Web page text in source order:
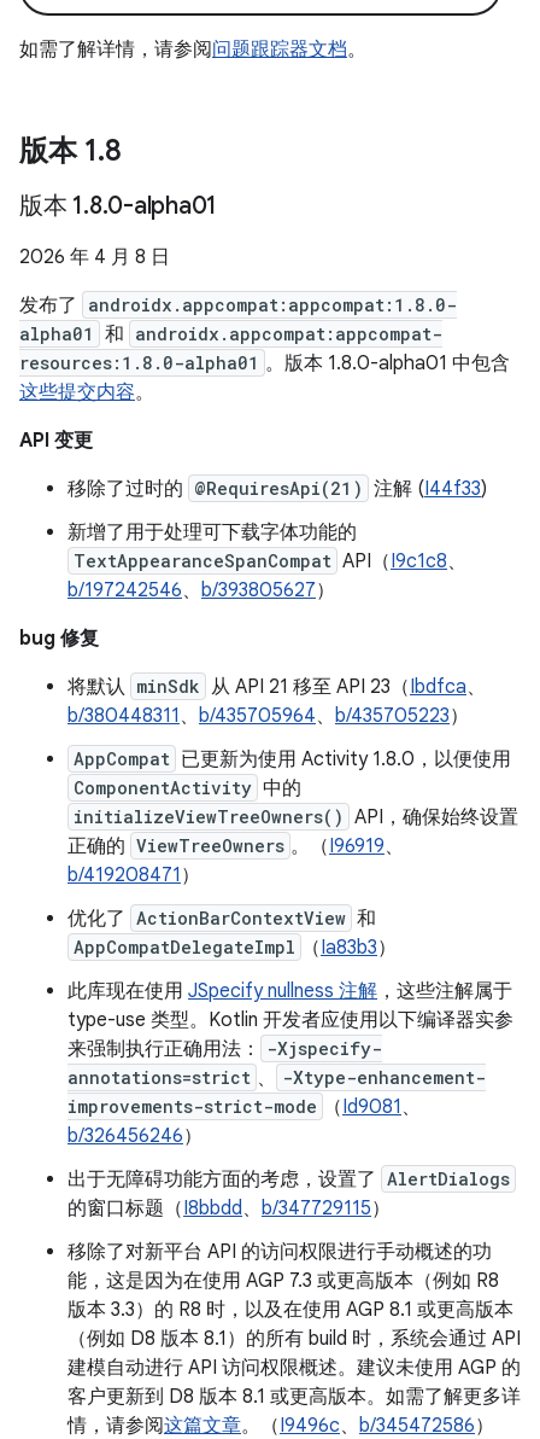
如需了解详情，请参阅问题跟踪器文档。
版本 1.8
版本 1.8.0-alpha01
2026 年 4 月 8 日
发布了
androidx.appcompat:appcompat:1.8.0-
alpha01
和 androidx.appcompat:appcompat-
resources:1.8.0-alpha01 。版本 1.8.0-alpha01 中包含
这些提交内容。
API 变更
移除了过时的 @RequiresApi(21) 注解 (I44f33)
新增了用于处理可下载字体功能的
TextAppearanceSpanCompat API（I9c1c8、
b/197242546、 b/393805627）
bug 修复
将默认 minSdk 从 API 21 移至 API 23（Ibdfca、
b/380448311 、 b/435705964、 b/435705223）
AppCompat 已更新为使用 Activity 1.8.0，以便使用
ComponentActivity 中的
initializeViewTreeOwners() API，确保始终设置
正确的 ViewTreeOwners 。（I96919、
b/419208471 ）
优化了 ActionBarContextView 和
AppCompatDelegateImpl （Ia83b3）
此库现在使用 JSpecify nullness 注解 ，这些注解属于
type-use 类型。Kotlin 开发者应使用以下编译器实参
来强制执行正确用法：
-Xjspecify-
annotations=strict 、
-Xtype-enhancement-
improvements-strict-mode
（Id9081 、
b/326456246）
出于无障碍功能方面的考虑，设置了 AlertDialogs
的窗口标题（I8bbdd、 b/347729115）
移除了对新平台 API 的访问权限进行手动概述的功
能，这是因为在使用 AGP 7.3 或更高版本（例如 R8
版本 3.3）的 R8 时，以及在使用 AGP 8.1 或更高版本
（例如 D8 版本 8.1）的所有 build 时，系统会通过 API
建模自动进行 API 访问权限概述。建议未使用 AGP 的
客户更新到 D8 版本 8.1 或更高版本。如需了解更多详
情，请参阅这篇文章。（I9496c、 b/345472586）